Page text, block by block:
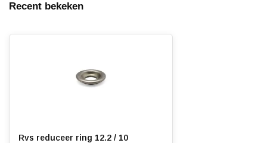
Recent bekeken
Rvs reduceer ring 12.2 / 10